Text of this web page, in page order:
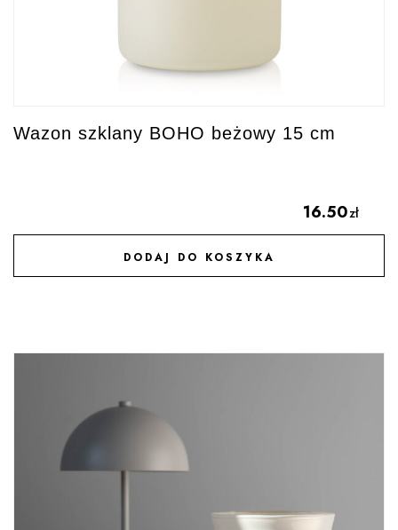
Wazon szklany BOHO beżowy 15 cm
16.50zł
DODAJ DO KOSZYKA
DODAJ DO ULUBIONYCH